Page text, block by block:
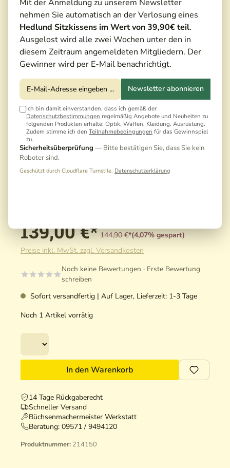
Mit der Anmeldung zu unserem Newsletter
nehmen Sie automatisch an der Verlosung eines
Hedlund Sitzkissens im Wert von 39,90€ teil.
Ausgelost wird alle zwei Wochen unter den in
diesem Zeitraum angemeldeten Mitgliedern. Der
Gewinner wird per E-Mail benachrichtigt.
Newsletter abonnieren
Ich bin damit einverstanden, dass ich gemäß der
Datenschutzbestimmungen regelmäßig Angebote und Neuheiten zu
folgenden Produkten erhalte: Optik, Waffen, Kleidung, Ausrüstung.
Zudem stimme ich den Teilnahmebedingungen für das Gewinnspiel
zu.
Sicherheitsüberprüfung — Bitte bestätigen Sie, dass Sie kein
Roboter sind.
Geschützt durch Cloudflare Turnstile. Datenschutzerklärung
139,00 €* 144,90 €*(4,07% gespart)
Preise inkl. MwSt. zzgl. Versandkosten
Noch keine Bewertungen · Erste Bewertung
schreiben
Sofort versandfertig | Auf Lager, Lieferzeit: 1-3 Tage
Noch 1 Artikel vorrätig
In den Warenkorb
14 Tage Rückgaberecht
Schneller Versand
Büchsenmachermeister Werkstatt
Beratung: 09571 / 9494120
Produktnummer: 214150